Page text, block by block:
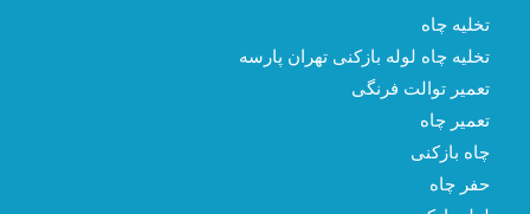
تخلیه چاه
تخلیه چاه لوله بازکنی تهران پارسه
تعمیر توالت فرنگی
تعمیر چاه
چاه بازکنی
حفر چاه